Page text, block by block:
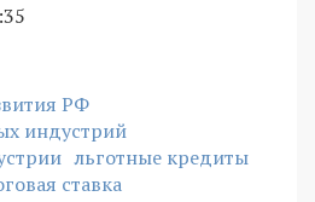
РФ
индустрий
льготные кредиты
ставка